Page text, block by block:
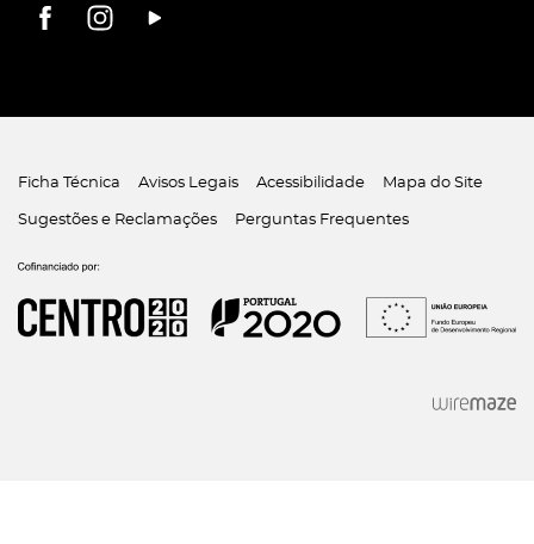
Ficha Técnica Avisos Legais Acessibilidade Mapa do Site
Sugestões e Reclamações Perguntas Frequentes